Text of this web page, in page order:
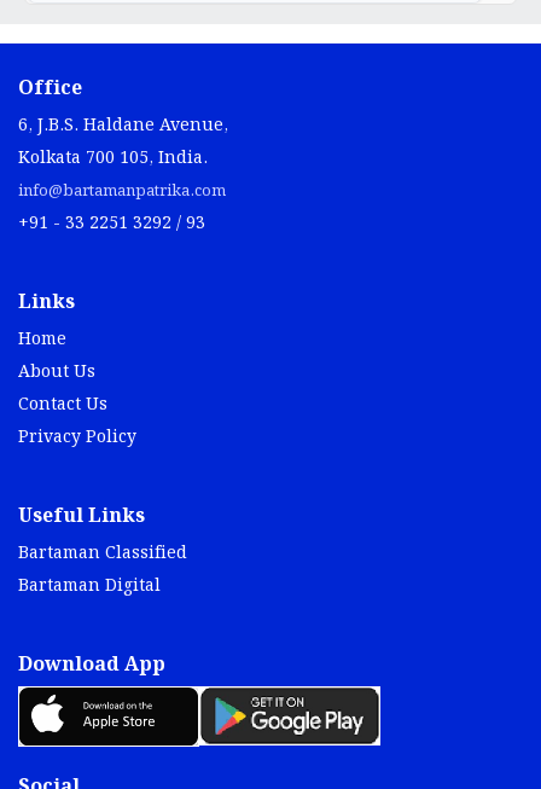
Office
6, J.B.S. Haldane Avenue,
Kolkata 700 105, India.
info@bartamanpatrika.com
+91 - 33 2251 3292 / 93
Links
Home
About Us
Contact Us
Privacy Policy
Useful Links
Bartaman Classified
Bartaman Digital
Download App